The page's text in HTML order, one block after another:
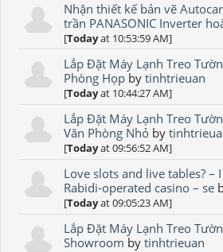
Nhận thiết kế bản vẽ
trần PANASONIC Inverter
[Todayat 10:53:59 AM]
Lắp Đặt Máy Lạnh Treo
Phòng Họp bytinhtrieuan
[Todayat 10:44:27 AM]
Lắp Đặt Máy Lạnh Treo
Văn Phòng Nhỏ by
[Todayat 09:56:52 AM]
Love slots and live tables? –
Rabidi-operated casino – se
[Todayat 09:05:23 AM]
Lắp Đặt Máy Lạnh Treo
Showroom bytinhtrieuan